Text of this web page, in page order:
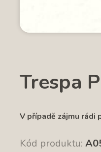
Trespa
V případě zájmu rádi
Kód produktu: